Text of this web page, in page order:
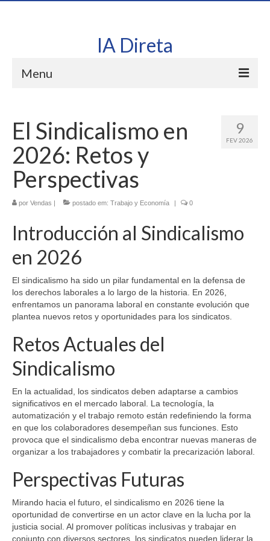
IA Direta
Menu
Conheça Nossa Ferramenta de IA: Utilize em Seu
Site
9
FEV 2026
El Sindicalismo en
2026: Retos y
Perspectivas
por Vendas | postado em: Trabajo y Economía | 0
Introducción al Sindicalismo
en 2026
El sindicalismo ha sido un pilar fundamental en la defensa de
los derechos laborales a lo largo de la historia. En 2026,
enfrentamos un panorama laboral en constante evolución que
plantea nuevos retos y oportunidades para los sindicatos.
Retos Actuales del
Sindicalismo
En la actualidad, los sindicatos deben adaptarse a cambios
significativos en el mercado laboral. La tecnología, la
automatización y el trabajo remoto están redefiniendo la forma
en que los colaboradores desempeñan sus funciones. Esto
provoca que el sindicalismo deba encontrar nuevas maneras de
organizar a los trabajadores y combatir la precarización laboral.
Perspectivas Futuras
Mirando hacia el futuro, el sindicalismo en 2026 tiene la
oportunidad de convertirse en un actor clave en la lucha por la
justicia social. Al promover políticas inclusivas y trabajar en
conjunto con diversos sectores, los sindicatos pueden liderar la